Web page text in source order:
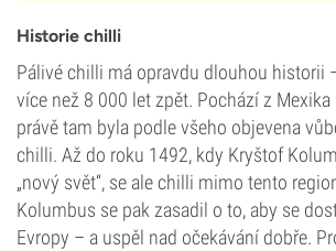
Historie chilli
Pálivé chilli má opravdu dlouhou historii
více než 8 000 let zpět. Pochází z
právě tam byla podle všeho objevena
chilli. Až do roku 1492, kdy Kryštof
„nový svět“, se ale chilli mimo tento
Kolumbus se pak zasadil o to, aby se
Evropy – a uspěl nad očekávání dobře.